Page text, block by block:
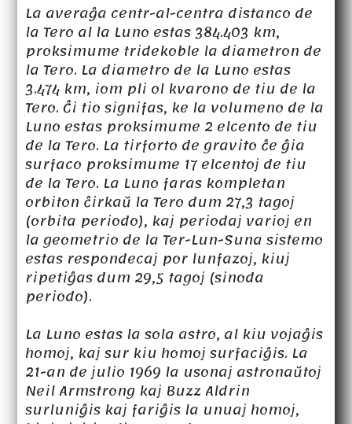
La averaĝa centr-al-centra distanco de
la Tero al la Luno estas 384.403 km,
proksimume tridekoble la diametron de
la Tero. La diametro de la Luno estas
3.474 km, iom pli ol kvarono de tiu de la
Tero. Ĉi tio signifas, ke la volumeno de la
Luno estas proksimume 2 elcento de tiu
de la Tero. La tirforto de gravito ĉe ĝia
surfaco proksimume 17 elcentoj de tiu
de la Tero. La Luno faras kompletan
orbiton ĉirkaŭ la Tero dum 27,3 tagoj
(orbita periodo), kaj periodaj varioj en
la geometrio de la Ter-Lun-Suna sistemo
estas respondecaj por lunfazoj, kiuj
ripetiĝas dum 29,5 tagoj (sinoda
periodo).
La Luno estas la sola astro, al kiu vojaĝis
homoj, kaj sur kiu homoj surfaciĝis. La
21-an de julio 1969 la usonaj astronaŭtoj
Neil Armstrong kaj Buzz Aldrin
surluniĝis kaj fariĝis la unuaj homoj,